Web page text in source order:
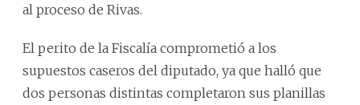
al proceso de Rivas.
El perito de la Fiscalía comprometió a los
supuestos caseros del diputado, ya que halló que
dos personas distintas completaron sus planillas